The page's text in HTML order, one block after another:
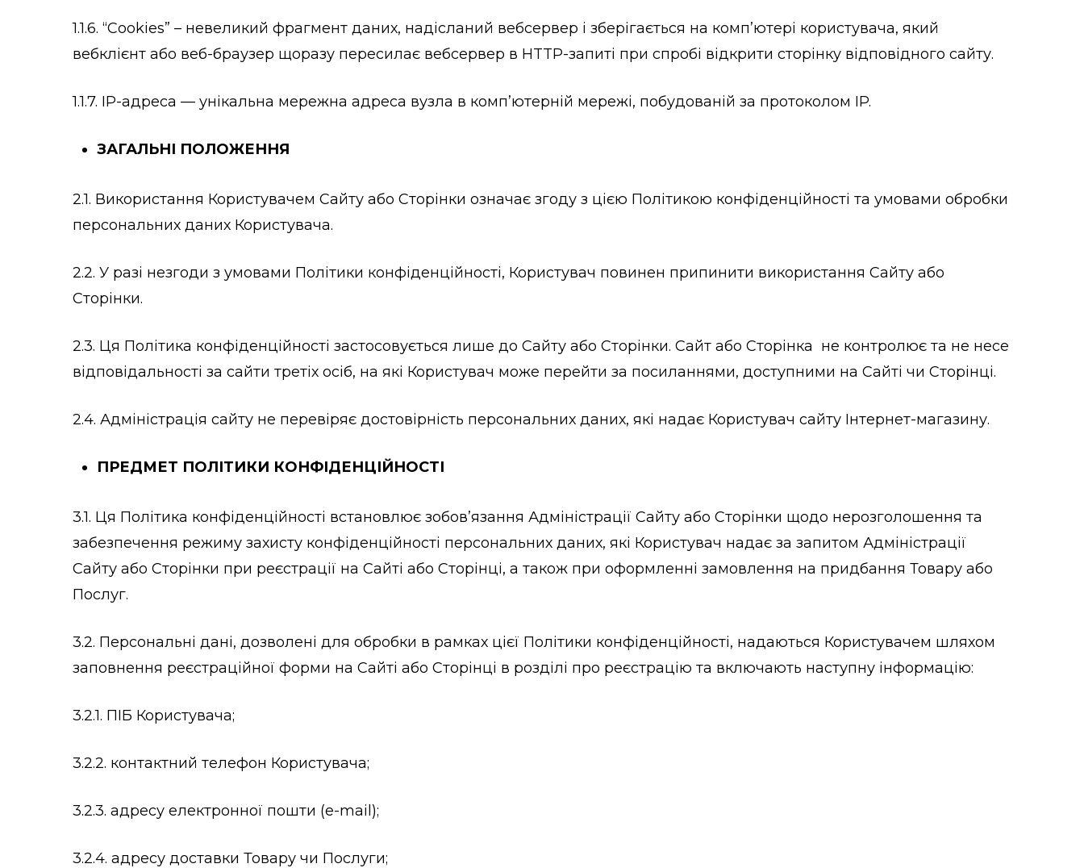
1.1.6. “Cookies” – невеликий фрагмент даних, надісланий вебсервер і зберігається на комп’ютері користувача, який
вебклієнт або веб-браузер щоразу пересилає вебсервер в HTTP-запиті при спробі відкрити сторінку відповідного сайту.
1.1.7. IP-адреса — унікальна мережна адреса вузла в комп’ютерній мережі, побудованій за протоколом IP.
ЗАГАЛЬНІ ПОЛОЖЕННЯ
2.1. Використання Користувачем Сайту або Сторінки означає згоду з цією Політикою конфіденційності та умовами обробки
персональних даних Користувача.
2.2. У разі незгоди з умовами Політики конфіденційності, Користувач повинен припинити використання Сайту або
Сторінки.
2.3. Ця Політика конфіденційності застосовується лише до Сайту або Сторінки. Сайт або Сторінка не контролює та не несе
відповідальності за сайти третіх осіб, на які Користувач може перейти за посиланнями, доступними на Сайті чи Сторінці.
2.4. Адміністрація сайту не перевіряє достовірність персональних даних, які надає Користувач сайту Інтернет-магазину.
ПРЕДМЕТ ПОЛІТИКИ КОНФІДЕНЦІЙНОСТІ
3.1. Ця Політика конфіденційності встановлює зобов’язання Адміністрації Сайту або Сторінки щодо нерозголошення та
забезпечення режиму захисту конфіденційності персональних даних, які Користувач надає за запитом Адміністрації
Сайту або Сторінки при реєстрації на Сайті або Сторінці, а також при оформленні замовлення на придбання Товару або
Послуг.
3.2. Персональні дані, дозволені для обробки в рамках цієї Політики конфіденційності, надаються Користувачем шляхом
заповнення реєстраційної форми на Сайті або Сторінці в розділі про реєстрацію та включають наступну інформацію:
3.2.1. ПІБ Користувача;
3.2.2. контактний телефон Користувача;
3.2.3. адресу електронної пошти (e-mail);
3.2.4. адресу доставки Товару чи Послуги;